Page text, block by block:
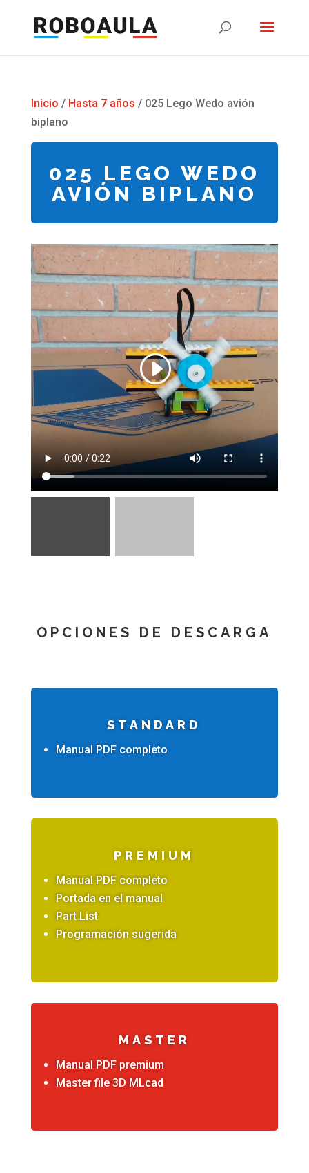
Inicio / Hasta 7 años / 025 Lego Wedo avión
biplano
025 LEGO WEDO
AVIÓN BIPLANO
OPCIONES DE DESCARGA
STANDARD
Manual PDF completo
PREMIUM
Manual PDF completo
Portada en el manual
Part List
Programación sugerida
MASTER
Manual PDF premium
Master file 3D MLcad